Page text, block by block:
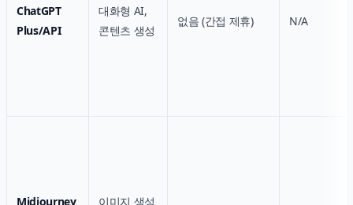
ChatGPT
Plus/API
대화형 AI,
콘텐츠 생성
없음 (간접 제휴) N/A
Midjourney
이미지 생성